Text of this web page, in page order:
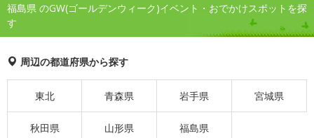
福島県 のGW(ゴールデンウィーク)イベント・おでかけスポットを探
す
周辺の都道府県から探す
東北 青森県 岩手県 宮城県
秋田県 山形県 福島県